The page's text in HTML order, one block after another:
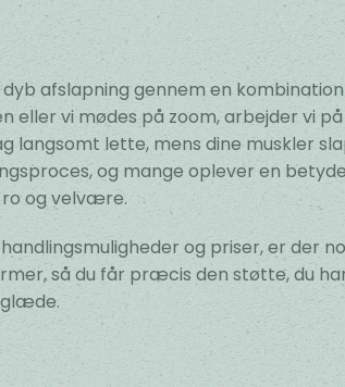
afslapning gennem en
eller vi mødes på zoom, arbejder vi
lette, mens dine muskler
og mange oplever en
og velvære.
og priser, er der
så du får præcis den støtte, du